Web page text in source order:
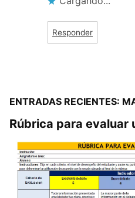
Responder
ENTRADAS RECIENTES:
Rúbrica para evaluar